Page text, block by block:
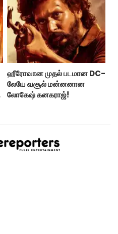
ஹீரோவான முதல் படமான DC-
லேயே வசூல் மன்னனான
லோகேஷ் கனகராஜ்!